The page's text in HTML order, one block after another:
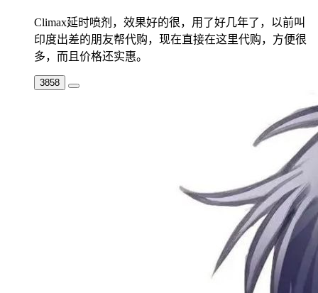
Climax延时喷剂，效果好的很，用了好几年了，以前叫
印度出差的朋友帮代购，现在直接在这里代购，方便很
多，而且价格还实惠。
3858